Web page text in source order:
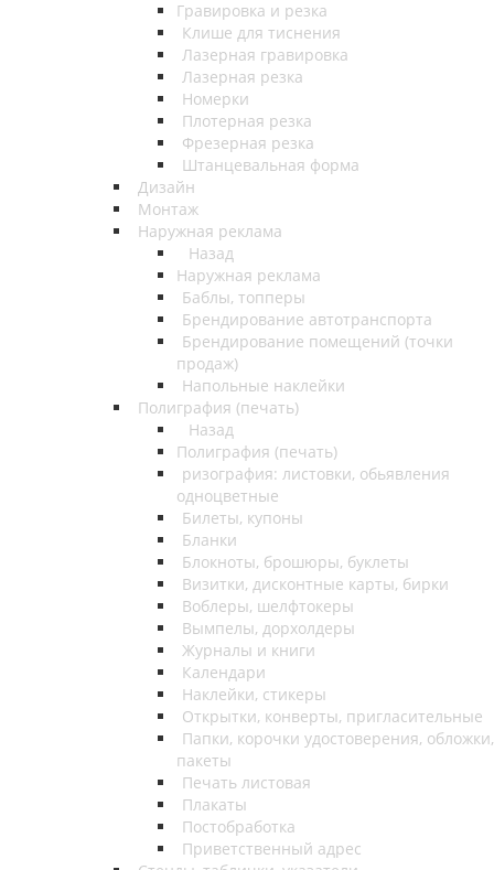
Гравировка и резка
Клише для тиснения
Лазерная гравировка
Лазерная резка
Номерки
Плотерная резка
Фрезерная резка
Штанцевальная форма
Дизайн
Монтаж
Наружная реклама
Назад
Наружная реклама
Баблы, топперы
Брендирование автотранспорта
Брендирование помещений (точки
продаж)
Напольные наклейки
Полиграфия (печать)
Назад
Полиграфия (печать)
ризография: листовки, обьявления
одноцветные
Билеты, купоны
Бланки
Блокноты, брошюры, буклеты
Визитки, дисконтные карты, бирки
Воблеры, шелфтокеры
Вымпелы, дорхолдеры
Журналы и книги
Календари
Наклейки, стикеры
Открытки, конверты, пригласительные
Папки, корочки удостоверения, обложки,
пакеты
Печать листовая
Плакаты
Постобработка
Приветственный адрес